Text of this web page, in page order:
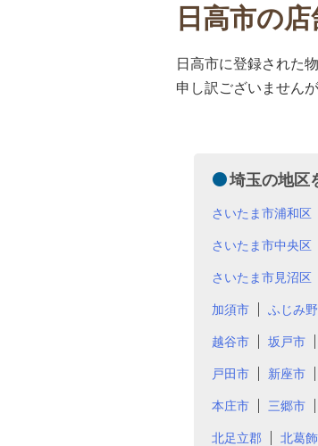
日高市の
日高市に登録された
申し訳ございません
埼玉の地区
さいたま市浦和区
さいたま市中央区
さいたま市見沼区
加須市 ふじみ
越谷市 坂戸市
戸田市 新座市
本庄市 三郷市
北足立郡 北葛